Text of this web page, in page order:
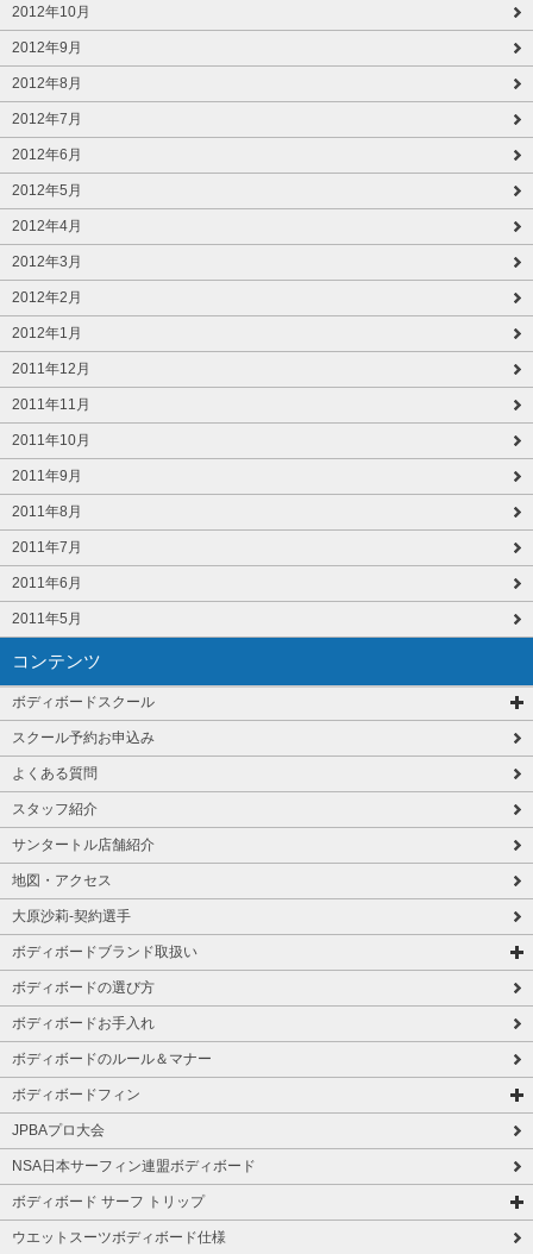
2012年10月
2012年9月
2012年8月
2012年7月
2012年6月
2012年5月
2012年4月
2012年3月
2012年2月
2012年1月
2011年12月
2011年11月
2011年10月
2011年9月
2011年8月
2011年7月
2011年6月
2011年5月
コンテンツ
ボディボードスクール
スクール予約お申込み
よくある質問
スタッフ紹介
サンタートル店舗紹介
地図・アクセス
大原沙莉-契約選手
ボディボードブランド取扱い
ボディボードの選び方
ボディボードお手入れ
ボディボードのルール＆マナー
ボディボードフィン
JPBAプロ大会
NSA日本サーフィン連盟ボディボード
ボディボード サーフ トリップ
ウエットスーツボディボード仕様